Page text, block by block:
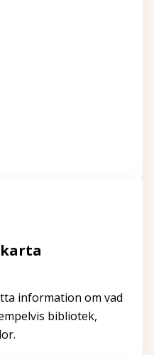
information om vad
bibliotek,